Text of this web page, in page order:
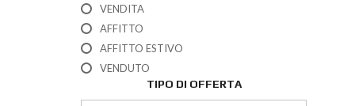
VENDITA
AFFITTO
AFFITTO ESTIVO
VENDUTO
TIPO DI OFFERTA